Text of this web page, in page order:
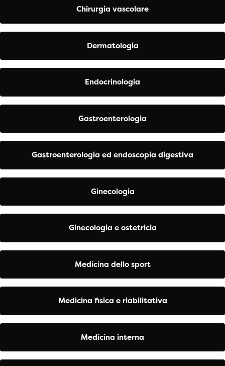
Chirurgia vascolare
Dermatologia
Endocrinologia
Gastroenterologia
Gastroenterologia ed endoscopia digestiva
Ginecologia
Ginecologia e ostetricia
Medicina dello sport
Medicina fisica e riabilitativa
Medicina interna